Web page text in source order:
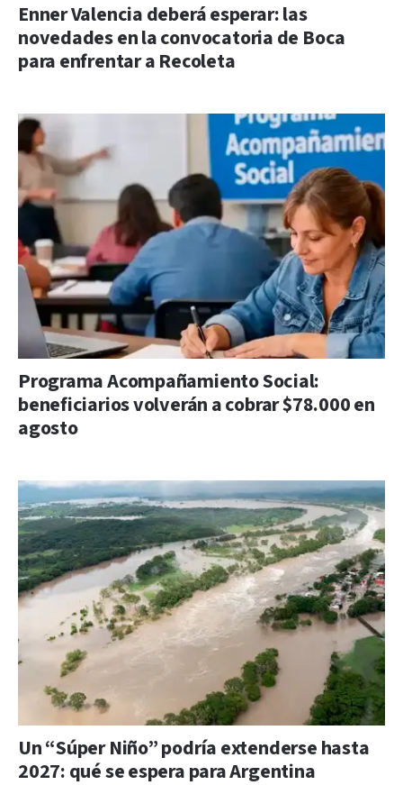
Enner Valencia deberá esperar: las
novedades en la convocatoria de Boca
para enfrentar a Recoleta
Programa Acompañamiento Social:
beneficiarios volverán a cobrar $78.000 en
agosto
Un “Súper Niño” podría extenderse hasta
2027: qué se espera para Argentina